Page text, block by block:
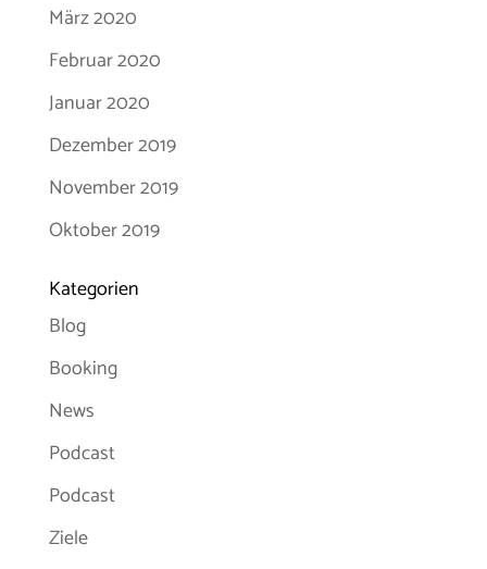
März 2020
Februar 2020
Januar 2020
Dezember 2019
November 2019
Oktober 2019
Kategorien
Blog
Booking
News
Podcast
Podcast
Ziele